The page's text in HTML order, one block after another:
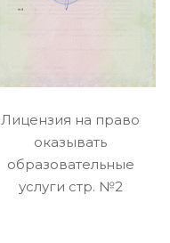
Лицензия на право
оказывать
образовательные
услуги стр. №2